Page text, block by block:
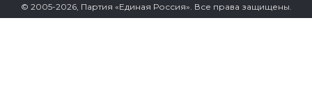
© 2005-2026, Партия «Единая Россия». Все права защищены.